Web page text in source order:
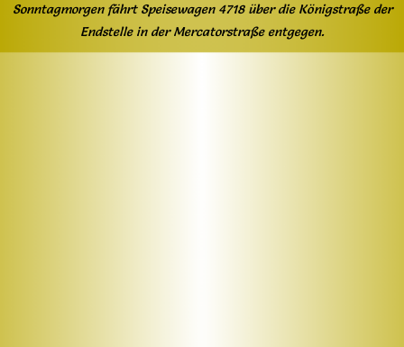
Sonntagmorgen fährt Speisewagen 4718 über die Königstraße der
Endstelle in der Mercatorstraße entgegen.